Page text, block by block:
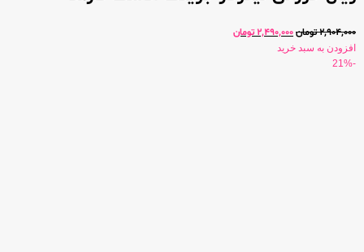
2,904,000تومان2,490,000 تومان
افزودن به سبد خرید
-21%